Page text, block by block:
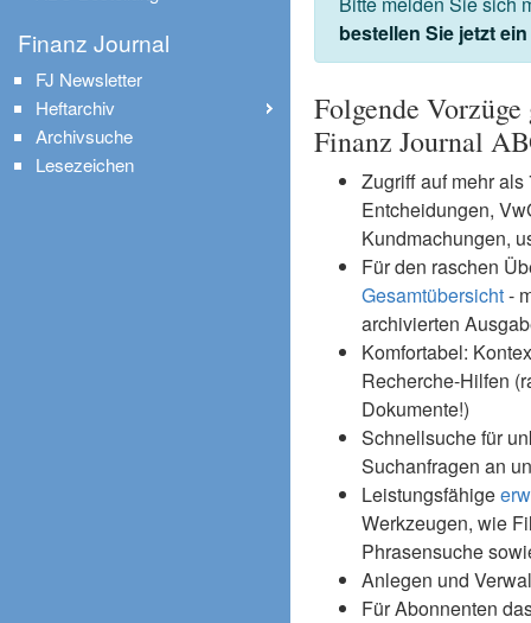
bestellen Sie jetzt
Folgende
Finanz Journal
Zugriff auf mehr
Entcheidungen,
Kundmachungen,
Für den raschen
Gesamtübersicht-
archivierten
Komfortabel:
Recherche-Hilfen
Dokumente!)
Schnellsuche für
Suchanfragen an
Leistungsfähige
Werkzeugen, wie
Phrasensuche
Anlegen und
Für Abonnenten
Finanz Journal
FJ Newsletter
Heftarchiv
Archivsuche
Lesezeichen